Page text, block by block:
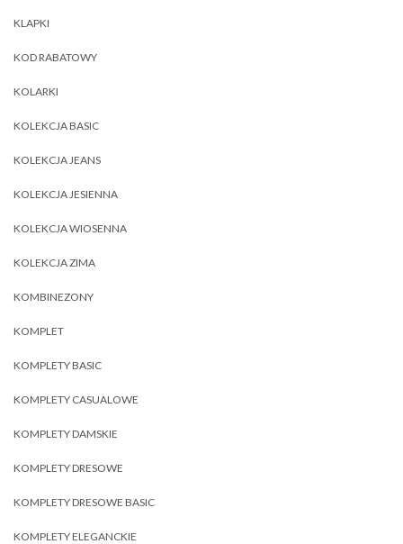
KLAPKI
KOD RABATOWY
KOLARKI
KOLEKCJA BASIC
KOLEKCJA JEANS
KOLEKCJA JESIENNA
KOLEKCJA WIOSENNA
KOLEKCJA ZIMA
KOMBINEZONY
KOMPLET
KOMPLETY BASIC
KOMPLETY CASUALOWE
KOMPLETY DAMSKIE
KOMPLETY DRESOWE
KOMPLETY DRESOWE BASIC
KOMPLETY ELEGANCKIE